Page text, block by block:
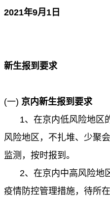
2021年9月 1 日
新生报到要求
(一) 京内新生报到要求
1、在京内低风险地区
风险地区，不扎堆、少聚
监测，按时报到。
2、在京内中高风险地
疫情防控管理措施，待所